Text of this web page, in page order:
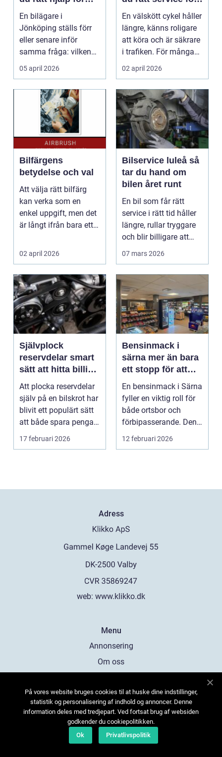
bilen
En bilägare i
Jönköping ställs förr
eller senare inför
samma fråga: vilken
verkstad tar bäst hand
om...
05 april 2026
din cykel
En välskött cykel håller
längre, känns roligare
att köra och är säkrare
i trafiken. För många
som cy...
02 april 2026
Bilfärgens
betydelse och val
Att välja rätt bilfärg
kan verka som en
enkel uppgift, men det
är långt ifrån bara ett
02 april 2026
Bilservice luleå så
tar du hand om
bilen året runt
En bil som får rätt
service i rätt tid håller
längre, rullar tryggare
och blir billigare att
äga. I ...
07 mars 2026
Självplock
reservdelar smart
sätt att hitta billiga
bildelar
Att plocka reservdelar
själv på en bilskrot har
blivit ett populärt sätt
att både spara pengar
och g...
17 februari 2026
Bensinmack i
särna mer än bara
ett stopp för att
tanka
En bensinmack i Särna
fyller en viktig roll för
både ortsbor och
förbipasserande. Den
fungerar som e...
12 februari 2026
Adress
web: www.klikko.dk
Menu
Annonsering
Om oss
Kontakta oss
Sitemap
På vores website bruges cookies til at huske dine indstillinger,
statistik og personalisering af indhold og annoncer. Denne
information deles med tredjepart. Ved fortsat brug af websiden
godkender du cookiepolitikken.
Ok
Privatlivspolitik